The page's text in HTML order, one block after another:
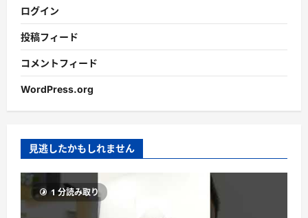
ログイン
投稿フィード
コメントフィード
WordPress.org
見逃したかもしれません
1 分読み取り